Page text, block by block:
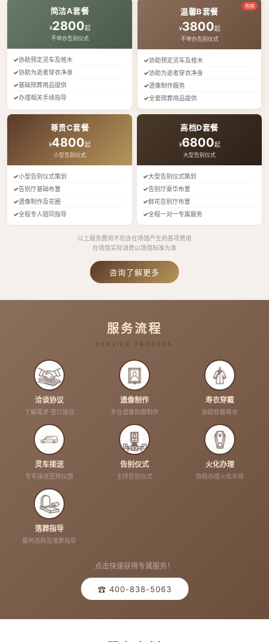
简洁A套餐
¥2800起
不举办告别仪式
协助预定灵车及棺木
协助为逝者穿衣净身
基础殡葬用品提供
办理相关手续指导
热销
温馨B套餐
¥3800起
不举办告别仪式
协助预定灵车及棺木
协助为逝者穿衣净身
遗像制作服务
全套殡葬用品提供
尊贵C套餐
¥4800起
小型告别仪式
小型告别仪式策划
告别厅基础布置
遗像制作及花圈
全程专人陪同指导
高档D套餐
¥6800起
大型告别仪式
大型告别仪式策划
告别厅豪华布置
鲜花告别厅布置
全程一对一专属服务
以上服务费用不包含在场馆产生的各项费用
在场馆实际消费以场馆标准为准
咨询了解更多
服务流程
SERVICE PROCESS
洽谈协议
了解需求 签订协议
遗像制作
专业遗像拍摄制作
寿衣穿戴
协助穿戴寿衣
灵车接送
专车接送至殡仪馆
告别仪式
主持告别仪式
火化办理
协助办理火化手续
落葬指导
墓地选购及落葬指导
点击快速获得专属服务！
☎ 400-838-5063